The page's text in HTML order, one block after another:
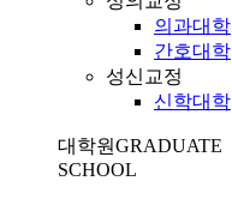
의과대학
간호대학
성신교정
신학대학
대학원GRADUATE
SCHOOL